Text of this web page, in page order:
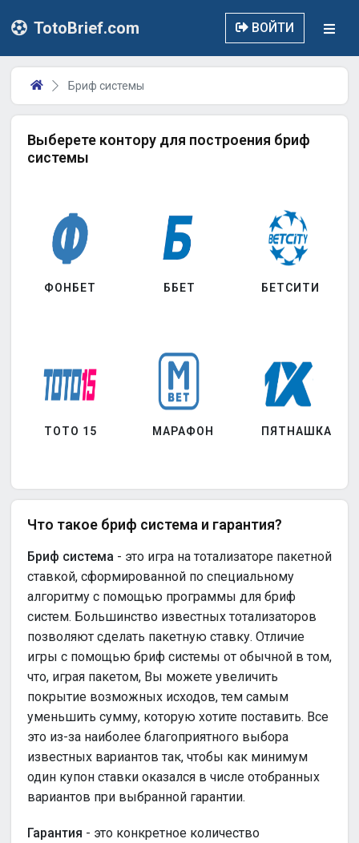
TotoBrief.com ВОЙТИ
Бриф системы
Выберете контору для построения бриф
системы
ФОНБЕТ
ТОТО 15
ББЕТ
МАРАФОН
БЕТСИТИ
ПЯТНАШКА
Что такое бриф система и гарантия?
Бриф система - это игра на тотализаторе пакетной
ставкой, сформированной по специальному
алгоритму с помощью программы для бриф
систем. Большинство известных тотализаторов
позволяют сделать пакетную ставку. Отличие
игры с помощью бриф системы от обычной в том,
что, играя пакетом, Вы можете увеличить
покрытие возможных исходов, тем самым
уменьшить сумму, которую хотите поставить. Все
это из-за наиболее благоприятного выбора
известных вариантов так, чтобы как минимум
один купон ставки оказался в числе отобранных
вариантов при выбранной гарантии.
Гарантия - это конкретное количество